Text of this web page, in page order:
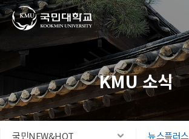
주메뉴 바로가기
본문내용 바로가기
푸터 바로가기
국민대학교
KMU 소식
국민NEW&HOT 뉴스플러스